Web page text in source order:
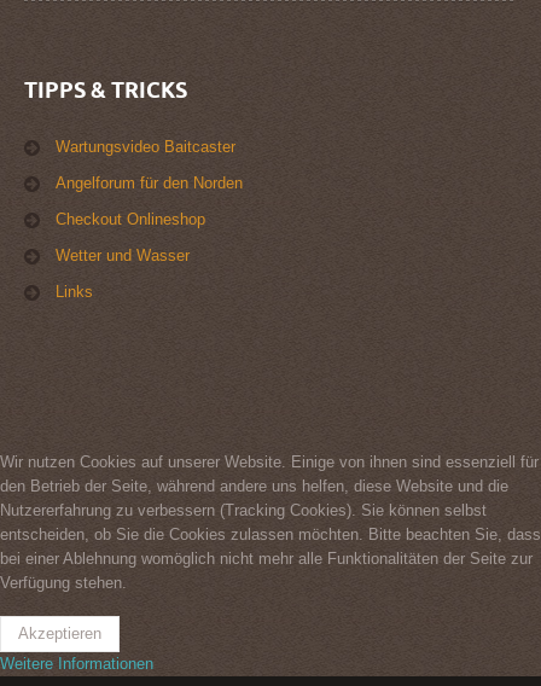
TIPPS & TRICKS
Wartungsvideo Baitcaster
Angelforum für den Norden
Checkout Onlineshop
Wetter und Wasser
Links
Wir nutzen Cookies auf unserer Website. Einige von ihnen sind essenziell für
den Betrieb der Seite, während andere uns helfen, diese Website und die
Nutzererfahrung zu verbessern (Tracking Cookies). Sie können selbst
entscheiden, ob Sie die Cookies zulassen möchten. Bitte beachten Sie, dass
bei einer Ablehnung womöglich nicht mehr alle Funktionalitäten der Seite zur
Verfügung stehen.
Akzeptieren
Weitere Informationen